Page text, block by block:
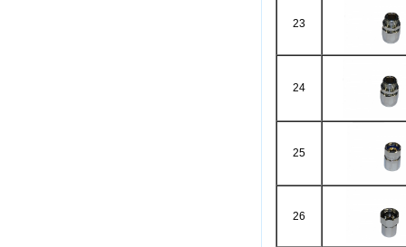
23
24
25
26